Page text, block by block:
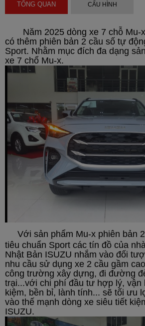
TỔNG QUAN CẤU HÌNH
Năm 2025 dòng xe 7 chỗ Mu-
có thêm phiên bản 2 cầu số tự
Sport. Nhằm mục đích đa dạng
xe 7 chổ Mu-x.
Với sản phẩm Mu-x phiên bản 2
tiêu chuẩn Sport các tín đồ của
Nhật Bản ISUZU nhắm vào đối
nhu cầu sử dụng xe 2 cầu gầm
công trường xây dựng, đi đường
trại...với chi phí đầu tư hợp lý, vận
kiệm, bền bỉ, lành tính... sẽ tối ưu
vào thế mạnh dòng xe siêu tiết
ISUZU.